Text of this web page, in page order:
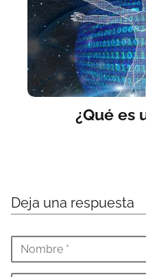
¿Qué es
Deja una respuesta